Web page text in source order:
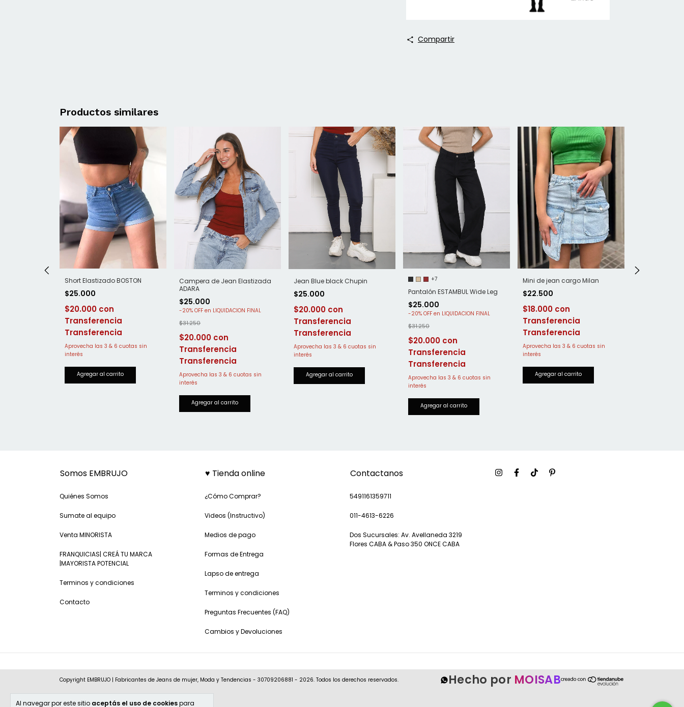
Al navegar por este sitio aceptás el uso de cookiespara
Compartir
Productos similares
Short Elastizado BOSTON
$25.000
$20.000
Transferencia
Campera de Jean Elastizada
ADARA
$25.000
-20% OFF
$31.250
$20.000
Transferencia
Jean Blue black Chupin
$25.000
$20.000
Transferencia
+7
Pantalón ESTAMBUL Wide Leg
$25.000
-20% OFF
$31.250
$20.000
Transferencia
Mini de jean cargo Milan
$22.500
$18.000
Transferencia
Somos EMBRUJO
Quiénes Somos
Sumate al equipo
Venta MINORISTA
FRANQUICIAS| CREÁ TU MARCA
|MAYORISTA POTENCIAL
Terminos y condiciones
Contacto
♥ Tienda online
¿Cómo Comprar?
Videos (Instructivo)
Medios de pago
Formas de Entrega
Lapso de entrega
Terminos y condiciones
Preguntas Frecuentes (FAQ)
Cambios y Devoluciones
Contactanos
5491161359711
011-4613-6226
Dos Sucursales: Av. Avellaneda 3219
Flores CABA & Paso 350 ONCE CABA
Copyright EMBRUJO | Fabricantes de Jeans de mujer, Moda y Tendencias - 30709206881 - 2026. Todos los derechos reservados. Hecho por MOISAB